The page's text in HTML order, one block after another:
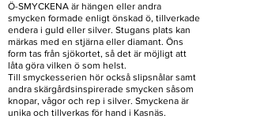
Ö-SMYCKENA är hängen eller andra
smycken formade enligt önskad ö, tillverkade
endera i guld eller silver. Stugans plats kan
märkas med en stjärna eller diamant. Öns
form tas från sjökortet, så det är möjligt att
låta göra vilken ö som helst.
Till smyckesserien hör också slipsnålar samt
andra skärgårdsinspirerade smycken såsom
knopar, vågor och rep i silver. Smyckena är
unika och tillverkas för hand i Kasnäs.